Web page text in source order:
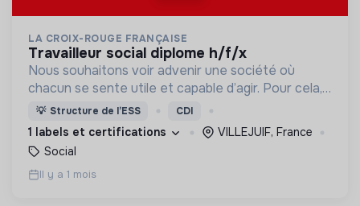
LA CROIX-ROUGE FRANÇAISE
travailleur social diplome h/f/x
Nous souhaitons voir advenir une société où
chacun se sente utile et capable d’agir. Pour cela,
nous proposons des moyens et des lieux
d’engagement innovants et adaptés à tous.
💡 Structure de l’ESS CDI
1 labels et certifications
VILLEJUIF, France
Social
Il y a 1 mois